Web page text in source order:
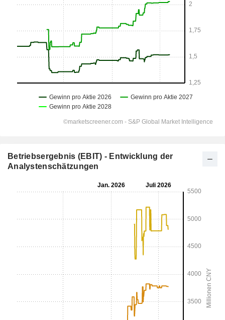
Betriebsergebnis (EBIT) - Entwicklung der
Analystenschätzungen